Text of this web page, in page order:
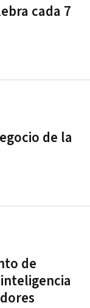
cada 7
de la
de